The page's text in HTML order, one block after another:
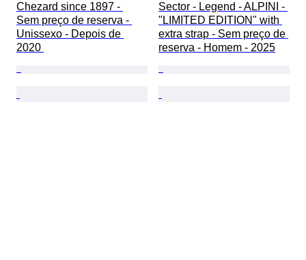
Chezard since 1897 -
Sem preço de reserva -
Unissexo - Depois de
2020
Sector - Legend - ALPINI -
"LIMITED EDITION" with
extra strap - Sem preço de
reserva - Homem - 2025